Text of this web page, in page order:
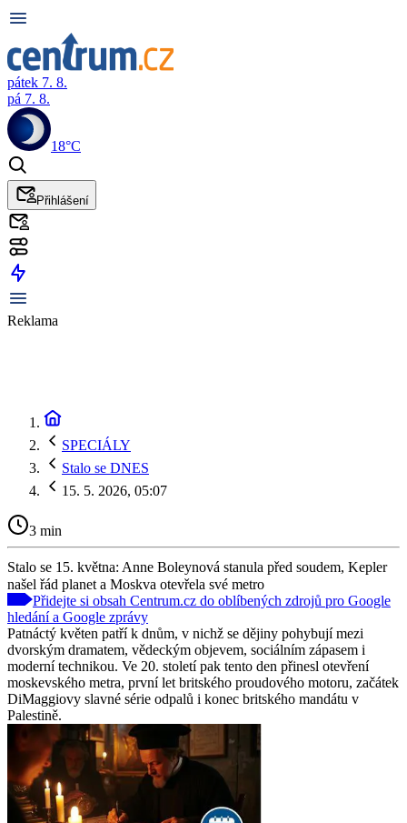
pátek 7. 8.
pá 7. 8.
18°C
Přihlášení
Reklama
SPECIÁLY
Stalo se DNES
15. 5. 2026, 05:07
3 min
Stalo se 15. května: Anne Boleynová stanula před soudem, Kepler
našel řád planet a Moskva otevřela své metro
Přidejte si obsah Centrum.cz do oblíbených zdrojů pro Google
hledání a Google zprávy
Patnáctý květen patří k dnům, v nichž se dějiny pohybují mezi
dvorským dramatem, vědeckým objevem, sociálním zápasem i
moderní technikou. Ve 20. století pak tento den přinesl otevření
moskevského metra, první let britského proudového motoru, začátek
DiMaggiovy slavné série odpalů i konec britského mandátu v
Palestině.